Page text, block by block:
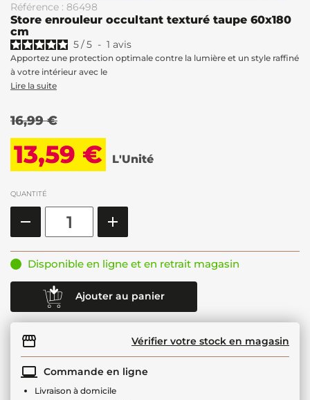
Référence : 86498
Store enrouleur occultant texturé taupe 60x180
cm
5/5 - 1 avis
Apportez une protection optimale contre la lumière et un style raffiné
à votre intérieur avec le
Lire la suite
16,99 €
13,59 € L'Unité
QUANTITÉ
Disponible en ligne et en retrait magasin
Ajouter au panier
Vérifier votre stock en magasin
Commande en ligne
Livraison à domicile